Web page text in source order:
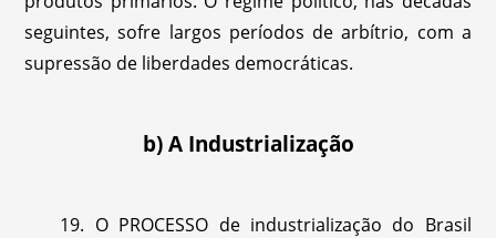
seguintes, sofre largos períodos de arbítrio, com a
supressão de liberdades democráticas.
b) A Industrialização
19. O PROCESSO de industrialização do Brasil